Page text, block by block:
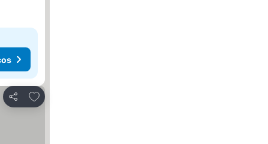
Partilhar
Adicionar aos favoritos